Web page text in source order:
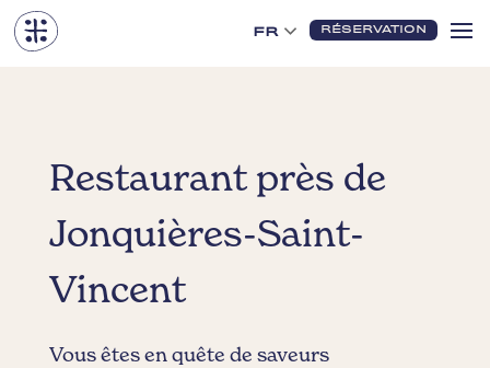
FR RÉSERVATION
Restaurant près de
Jonquières-Saint-
Vincent
Vous êtes en quête de saveurs